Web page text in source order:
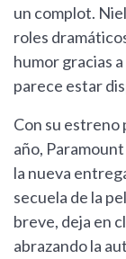
un complot.
roles
humor gracias
parece estar
Con su estreno
año,
la nueva
secuela de la
breve, deja en
abrazando la